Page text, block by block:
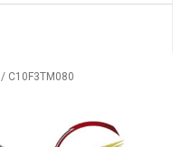
/ C10F3TM080